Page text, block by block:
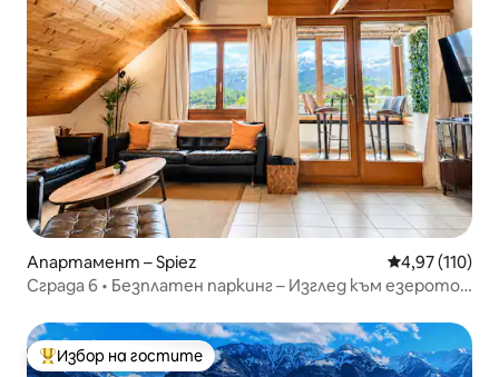
Апартамент – Spiez Средна
4,97 (110)
Сграда 6 • Безплатен паркинг – Изглед към езерото
Най-популярен избор на гостите
Избор на гостите